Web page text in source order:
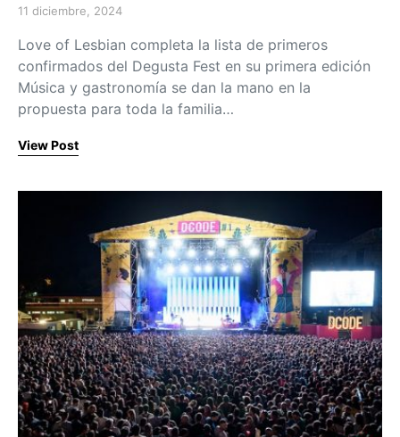
Posted on
11 diciembre, 2024
Love of Lesbian completa la lista de primeros
confirmados del Degusta Fest en su primera edición
Música y gastronomía se dan la mano en la
propuesta para toda la familia…
View Post